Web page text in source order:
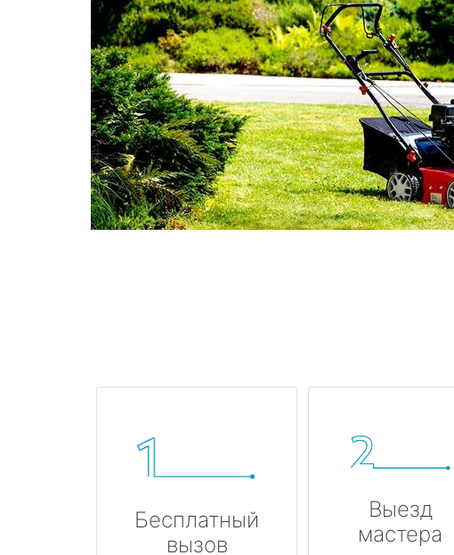
Бесплатный
вызов
Выезд
мастера